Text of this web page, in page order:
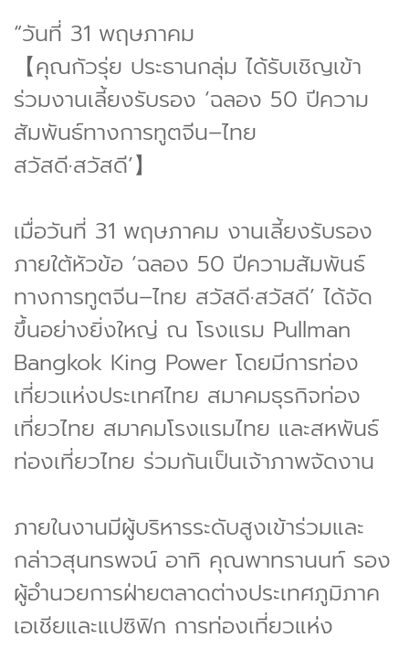
“วันที่ 31 พฤษภาคม
【คุณกัวรุ่ย ประธานกลุ่ม ได้รับเชิญเข้า
ร่วมงานเลี้ยงรับรอง ‘ฉลอง 50 ปีความ
สัมพันธ์ทางการทูตจีน–ไทย
สวัสดี·สวัสดี’】
เมื่อวันที่ 31 พฤษภาคม งานเลี้ยงรับรอง
ภายใต้หัวข้อ ‘ฉลอง 50 ปีความสัมพันธ์
ทางการทูตจีน–ไทย สวัสดี·สวัสดี’ ได้จัด
ขึ้นอย่างยิ่งใหญ่ ณ โรงแรม Pullman
Bangkok King Power โดยมีการท่อง
เที่ยวแห่งประเทศไทย สมาคมธุรกิจท่อง
เที่ยวไทย สมาคมโรงแรมไทย และสหพันธ์
ท่องเที่ยวไทย ร่วมกันเป็นเจ้าภาพจัดงาน
ภายในงานมีผู้บริหารระดับสูงเข้าร่วมและ
กล่าวสุนทรพจน์ อาทิ คุณพาทรานนท์ รอง
ผู้อำนวยการฝ่ายตลาดต่างประเทศภูมิภาค
เอเชียและแปซิฟิก การท่องเที่ยวแห่ง